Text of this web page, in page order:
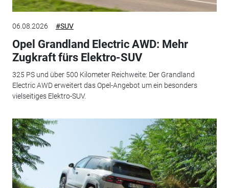
06.08.2026 #SUV
Opel Grandland Electric AWD: Mehr
Zugkraft fürs Elektro-SUV
325 PS und über 500 Kilometer Reichweite: Der Grandland
Electric AWD erweitert das Opel-Angebot um ein besonders
vielseitiges Elektro-SUV.